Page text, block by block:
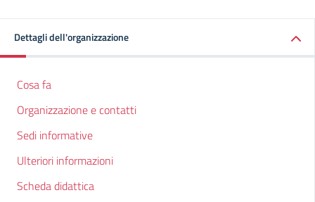
Dettagli dell'organizzazione
Cosa fa
Organizzazione e contatti
Sedi informative
Ulteriori informazioni
Scheda didattica